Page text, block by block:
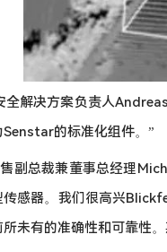
解决方案负责人
Senstar的标准化组件。”
副总裁兼董事总经理
传感器。我们很高兴
所未有的准确性和可靠性